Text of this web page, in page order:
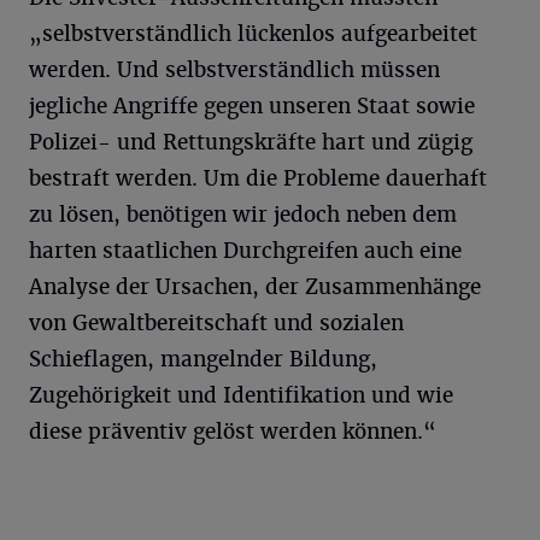
„selbstverständlich lückenlos aufgearbeitet
werden. Und selbstverständlich müssen
jegliche Angriffe gegen unseren Staat sowie
Polizei- und Rettungskräfte hart und zügig
bestraft werden. Um die Probleme dauerhaft
zu lösen, benötigen wir jedoch neben dem
harten staatlichen Durchgreifen auch eine
Analyse der Ursachen, der Zusammenhänge
von Gewaltbereitschaft und sozialen
Schieflagen, mangelnder Bildung,
Zugehörigkeit und Identifikation und wie
diese präventiv gelöst werden können.“